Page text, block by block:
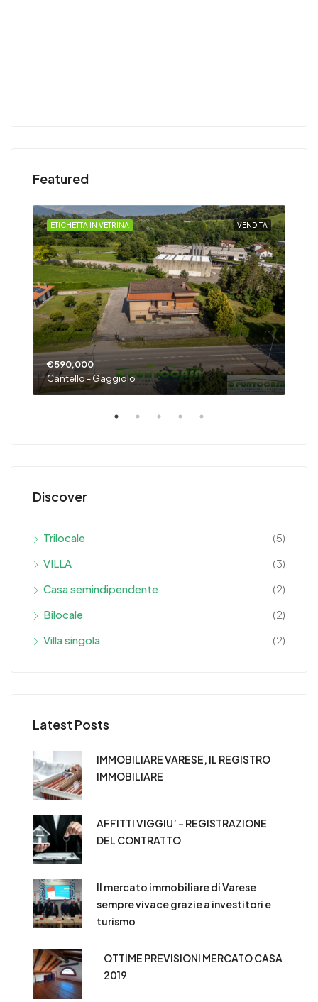
Featured
VENDITA
ETICHETTA IN VETRINA
€590,000
Cantello - Gaggiolo
Discover
Trilocale
(5)
VILLA
(3)
Casa semindipendente
(2)
Bilocale
(2)
Villa singola
(2)
Latest Posts
IMMOBILIARE VARESE, IL REGISTRO
IMMOBILIARE
AFFITTI VIGGIU’ – REGISTRAZIONE
DEL CONTRATTO
Il mercato immobiliare di Varese
sempre vivace grazie a investitori e
turismo
OTTIME PREVISIONI MERCATO CASA
2019